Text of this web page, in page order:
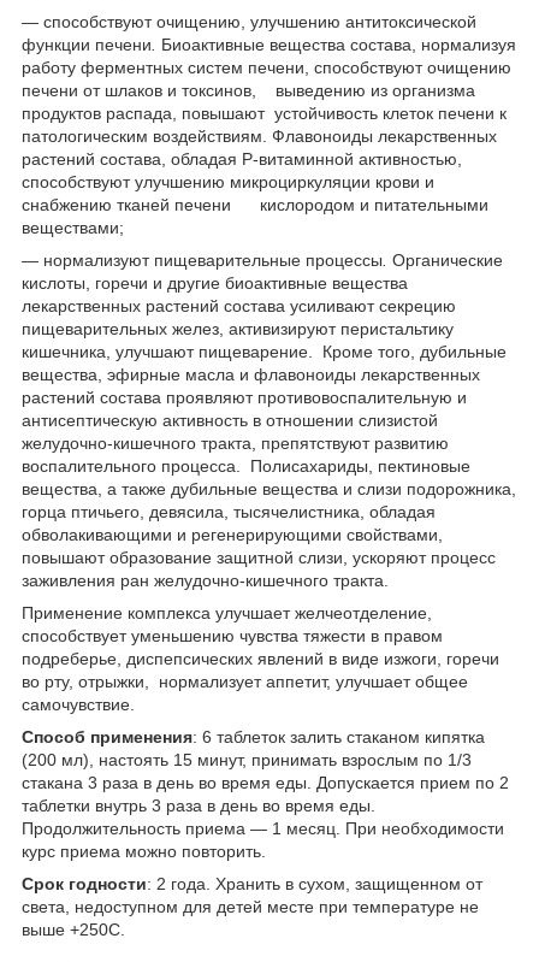
— способствуют очищению, улучшению антитоксической
функции печени
Биоактивные вещества состава, нормализуя
работу ферментных систем печени, способствуют очищению
печени от шлаков и токсинов, выведению из организма
продуктов распада, повышают устойчивость клеток печени к
патологическим воздействиям. Флавоноиды лекарственных
растений состава, обладая Р-витаминной активностью,
способствуют улучшению микроциркуляции крови и
снабжению тканей печени кислородом и питательными
веществами;
— нормализуют пищеварительные процессы Органические
кислоты, горечи и другие биоактивные вещества
лекарственных растений состава усиливают секрецию
пищеварительных желез, активизируют перистальтику
кишечника, улучшают пищеварение. Кроме того, дубильные
вещества, эфирные масла и флавоноиды лекарственных
растений состава проявляют противовоспалительную и
антисептическую активность в отношении слизистой
желудочно-кишечного тракта, препятствуют развитию
воспалительного процесса. Полисахариды, пектиновые
вещества, а также дубильные вещества и слизи подорожника,
горца птичьего, девясила, тысячелистника, обладая
обволакивающими и регенерирующими свойствами,
повышают образование защитной слизи, ускоряют процесс
заживления ран желудочно-кишечного тракта.
Применение комплекса улучшает желчеотделение,
способствует уменьшению чувства тяжести в правом
подреберье, диспепсических явлений в виде изжоги, горечи
во рту, отрыжки, нормализует аппетит, улучшает общее
самочувствие.
Способ применения: 6 таблеток залить стаканом кипятка
(200 мл), настоять 15 минут, принимать взрослым по 1/3
стакана 3 раза в день во время еды. Допускается прием по 2
таблетки внутрь 3 раза в день во время еды.
Продолжительность приема — 1 месяц. При необходимости
курс приема можно повторить.
Срок годности: 2 года. Хранить в сухом, защищенном от
света, недоступном для детей месте при температуре не
выше +250С.